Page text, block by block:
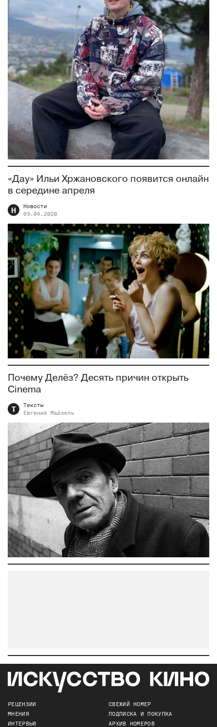
«Дау» Ильи Хржановского появится онлайн
в середине апреля
Н
Новости
09.04.2020
Почему Делёз? Десять причин открыть
Cinema
Т
Тексты
Евгений
Майзель
РЕЦЕНЗИИ
МНЕНИЯ
ИНТЕРВЬЮ
СВЕЖИЙ НОМЕР
ПОДПИСКА И ПОКУПКА
АРХИВ НОМЕРОВ